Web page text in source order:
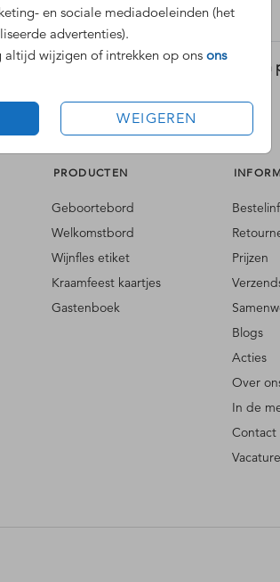
en sociale mediadoeleinden (het
advertenties).
wijzigen of intrekken op ons ons
WEIGEREN
Formaten en
PRODUCTEN
Geboortebord
Welkomstbord
Wijnfles etiket
Kraamfeest kaartjes
Gastenboek
Prijzen
Blogs
Acties
Over
In de
Contact